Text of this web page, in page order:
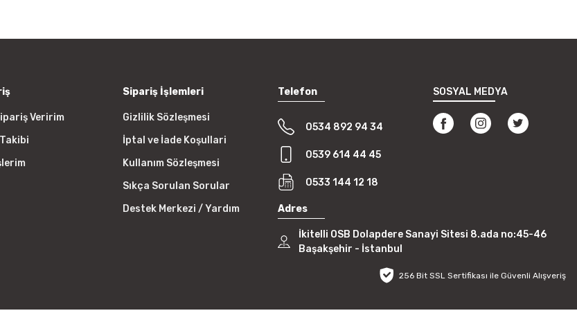
Gönder
Veririm
Sipariş İşlemleri
Gizlilik Sözleşmesi
İptal ve İade Koşullari
Kullanım Sözleşmesi
Sıkça Sorulan Sorular
Destek Merkezi / Yardım
Telefon
0534 892 94 34
0539 614 44 45
0533 144 12 18
SOSYAL MEDYA
Adres
İkitelli OSB Dolapdere Sanayi Sitesi 8.ada no:45-46
Başakşehir - İstanbul
256 Bit SSL Sertifikası ile Güvenli Alışveriş